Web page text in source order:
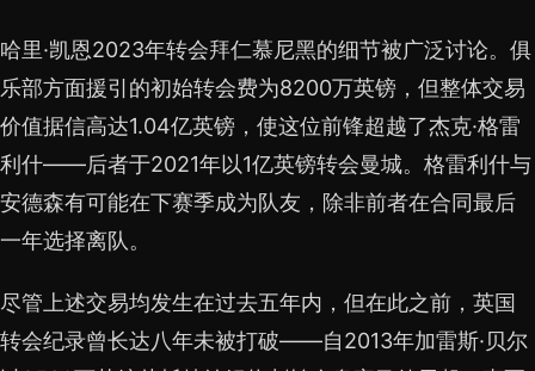
哈里·凯恩2023年转会拜仁慕尼黑的细节被广泛讨论。俱
乐部方面援引的初始转会费为8200万英镑，但整体交易
价值据信高达1.04亿英镑，使这位前锋超越了杰克·格雷
利什——后者于2021年以1亿英镑转会曼城。格雷利什与
安德森有可能在下赛季成为队友，除非前者在合同最后
一年选择离队。
尽管上述交易均发生在过去五年内，但在此之前，英国
转会纪录曾长达八年未被打破——自2013年加雷斯·贝尔